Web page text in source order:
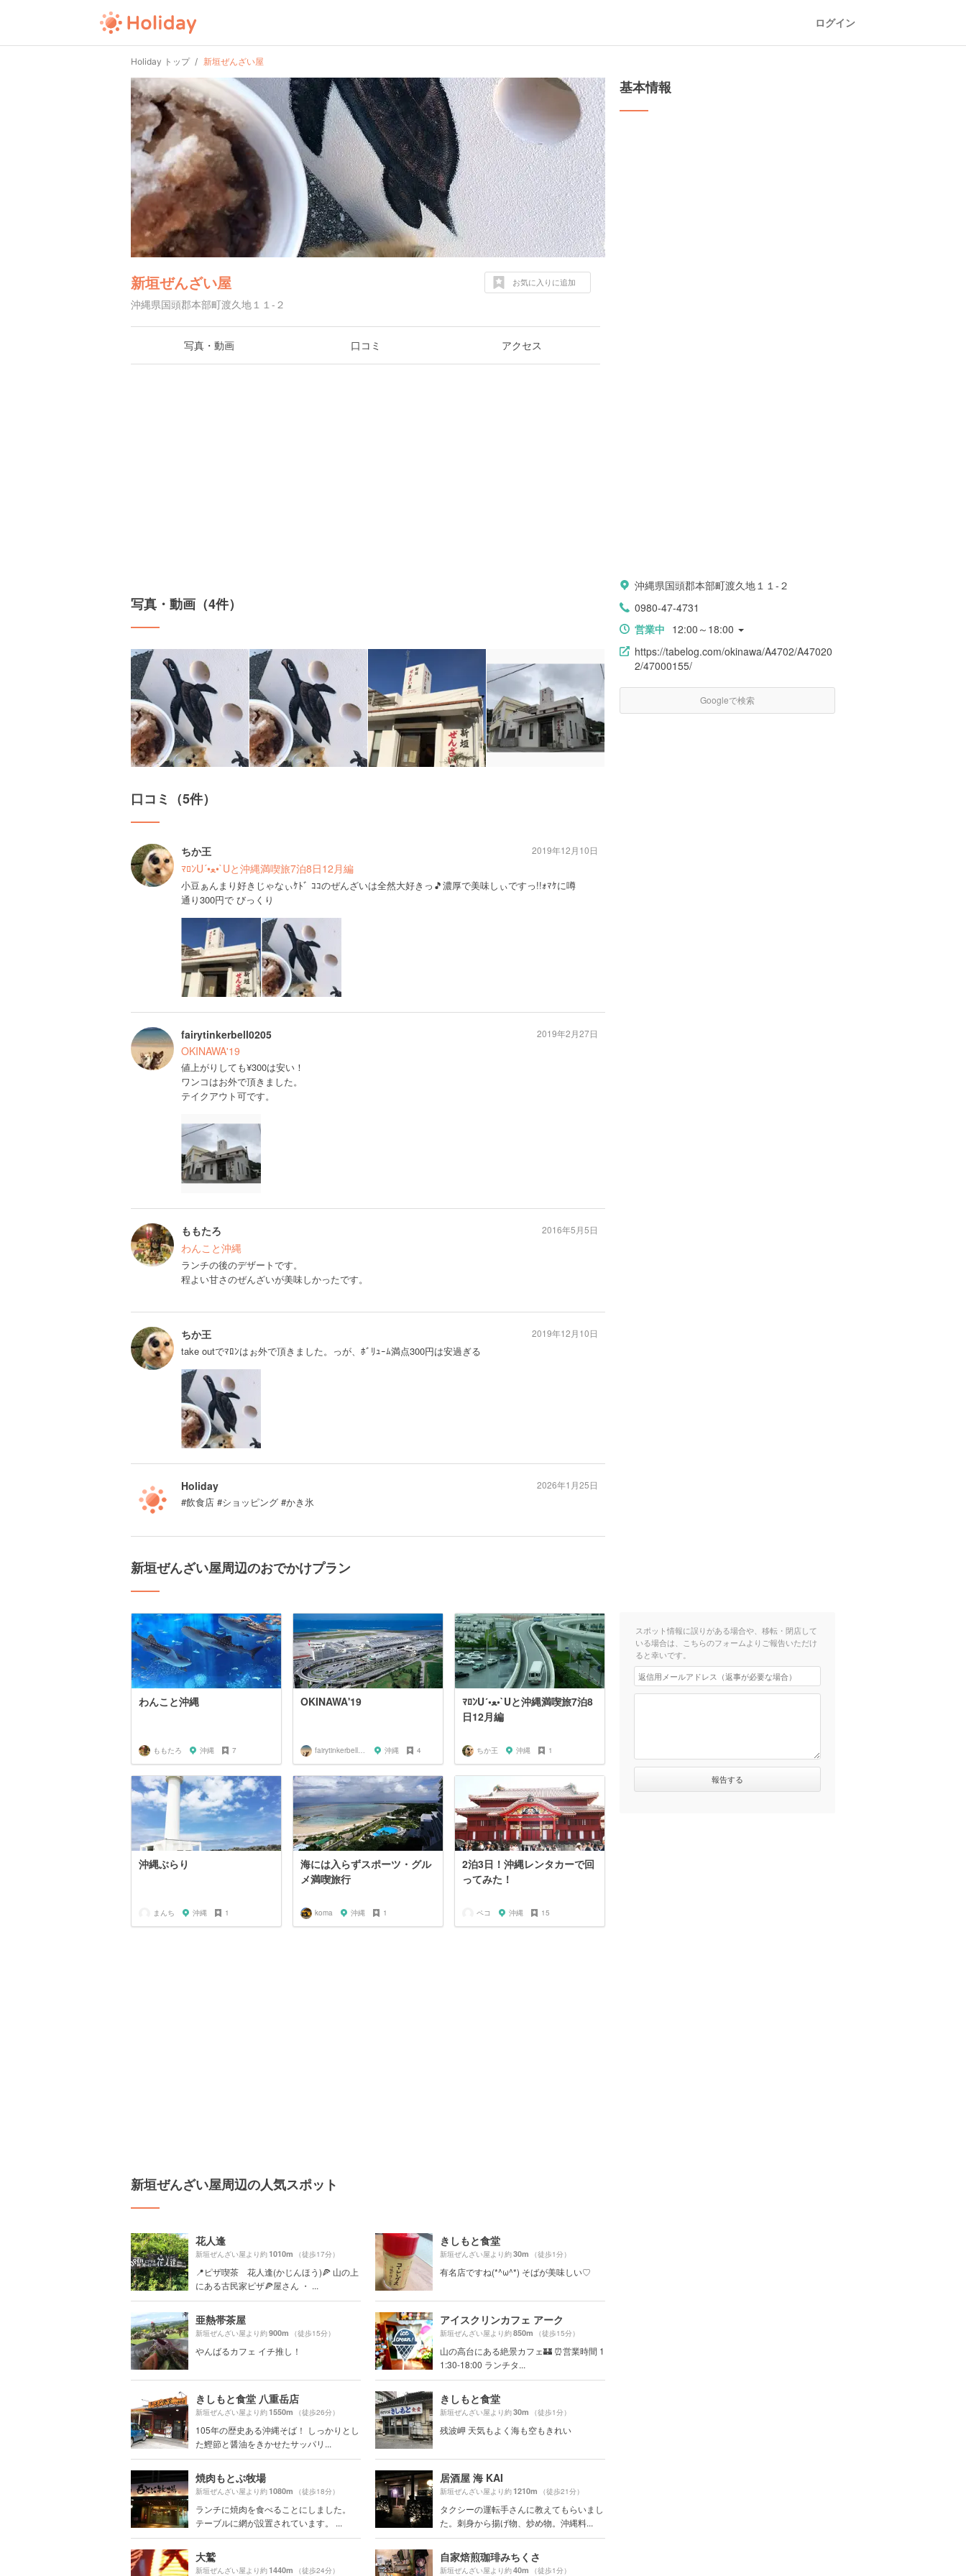
ログイン
Holiday トップ 新垣ぜんざい屋
新垣ぜんざい屋
沖縄県国頭郡本部町渡久地１１-２
お気に入りに追加
写真・動画 口コミ アクセス
写真・動画（4件）
口コミ（5件）
ちか王
ﾏﾛﾝU´•ﻌ•`Uと沖縄満喫旅7泊8日12月編
小豆ぁんまり好きじゃなぃｹﾄﾞ ｺｺのぜんざいは全然大好きっ🎵濃厚で美味しぃですっ!!ｫﾏｹに噂
通り300円で びっくり
2019年12月10日
fairytinkerbell0205
OKINAWA'19
値上がりしても¥300は安い！
ワンコはお外で頂きました。
テイクアウト可です。
2019年2月27日
ももたろ
わんこと沖縄
ランチの後のデザートです。
程よい甘さのぜんざいが美味しかったです。
2016年5月5日
ちか王
take outでﾏﾛﾝはぉ外で頂きました。っが、ﾎﾞﾘｭｰﾑ満点300円は安過ぎる
2019年12月10日
Holiday
#飲食店 #ショッピング #かき氷
2026年1月25日
新垣ぜんざい屋周辺のおでかけプラン
わんこと沖縄
ももたろ 沖縄 7
OKINAWA'19
fairytinkerbell0205 沖縄 4
ﾏﾛﾝU´•ﻌ•`Uと沖縄満喫旅7泊8
日12月編
ちか王 沖縄 1
沖縄ぶらり
まんち 沖縄 1
海には入らずスポーツ・グル
メ満喫旅行
koma 沖縄 1
2泊3日！沖縄レンタカーで回
ってみた！
ペコ 沖縄 15
新垣ぜんざい屋周辺の人気スポット
花人逢
新垣ぜんざい屋より約1010m （徒歩17分）
📍ピザ喫茶 花人逢(かじんほう)🍕 山の上
にある古民家ピザ🍕屋さん ・ ...
きしもと食堂
新垣ぜんざい屋より約30m （徒歩1分）
有名店ですね(*^ω^*) そばが美味しい♡
亜熱帯茶屋
新垣ぜんざい屋より約900m （徒歩15分）
やんばるカフェ イチ推し！
アイスクリンカフェ アーク
新垣ぜんざい屋より約850m （徒歩15分）
山の高台にある絶景カフェ🏰 ⏰営業時間 1
1:30-18:00 ランチタ...
きしもと食堂 八重岳店
新垣ぜんざい屋より約1550m （徒歩26分）
105年の歴史ある沖縄そば！ しっかりとし
た鰹節と醤油をきかせたサッパリ...
きしもと食堂
新垣ぜんざい屋より約30m （徒歩1分）
残波岬 天気もよく海も空もきれい
焼肉もとぶ牧場
新垣ぜんざい屋より約1080m （徒歩18分）
ランチに焼肉を食べることにしました。
テーブルに網が設置されています。 ...
居酒屋 海 KAI
新垣ぜんざい屋より約1210m （徒歩21分）
タクシーの運転手さんに教えてもらいまし
た。刺身から揚げ物、炒め物。沖縄料...
大鷲
新垣ぜんざい屋より約1440m （徒歩24分）
自家焙煎珈琲みちくさ
新垣ぜんざい屋より約40m （徒歩1分）
基本情報
沖縄県国頭郡本部町渡久地１１-２
0980-47-4731
営業中 12:00～18:00
https://tabelog.com/okinawa/A4702/A47020
2/47000155/
Googleで検索
スポット情報に誤りがある場合や、移転・閉店して
いる場合は、こちらのフォームよりご報告いただけ
ると幸いです。